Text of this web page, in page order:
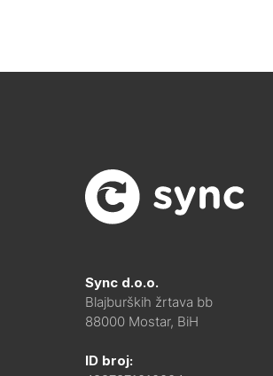
Sync d.o.o.
Blajburških žrtava bb
88000 Mostar, BiH
ID broj: